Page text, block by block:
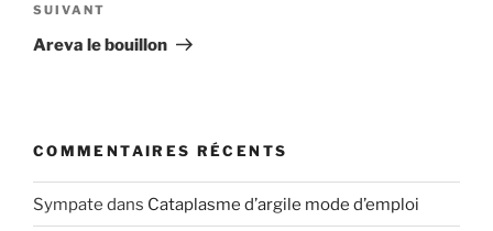
Article
suivant
SUIVANT
Areva le bouillon
COMMENTAIRES RÉCENTS
Sympate dans Cataplasme d’argile mode d’emploi